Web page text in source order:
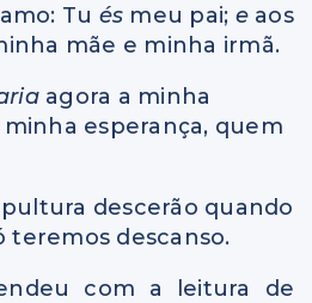
Tu és meu pai; e aos
mãe e minha irmã.
agora a minha
minha esperança, quem
descerão quando
descanso.
com a leitura de